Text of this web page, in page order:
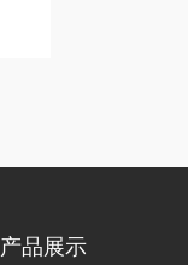
产品展示